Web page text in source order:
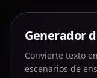
Generador
Convierte texto
escenarios de